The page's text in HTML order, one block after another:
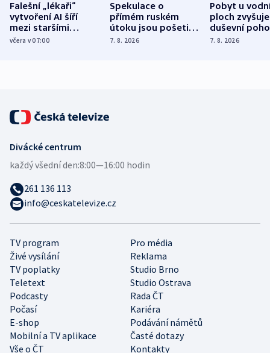
Falešní „lékaři“
vytvoření AI šíří
mezi staršími
Poláky nebezpečné
včera v 07:00
Spekulace o
přímém ruském
útoku jsou pošetilé,
míní estonský
7. 8. 2026
Pobyt u
ploch zvyšuje
duševní
ukázala
7. 8. 2026
TV program
Pro média
Živé vysílání
Reklama
TV poplatky
Studio Brno
Teletext
Studio Ostrava
Podcasty
Rada ČT
Počasí
Kariéra
E-shop
Podávání námětů
Mobilní a TV aplikace
Časté dotazy
Vše o ČT
Kontakty
Divácké centrum
každý všední den:8:00—16:00 hodin
261 136 113
info@ceskatelevize.cz